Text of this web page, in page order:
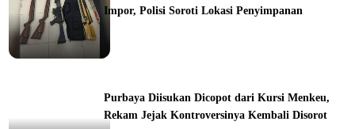
Impor, Polisi Soroti Lokasi Penyimpanan
Purbaya Diisukan Dicopot dari Kursi Menkeu,
Rekam Jejak Kontroversinya Kembali Disorot